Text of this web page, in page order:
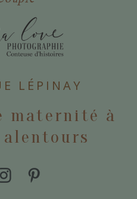
LÉPINAY
maternité à
alentours